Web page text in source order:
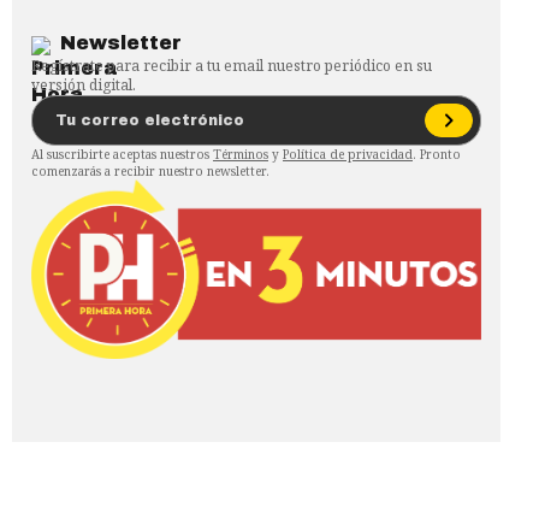
Newsletter
Regístrate para recibir a tu email nuestro periódico en su
versión digital.
Al suscribirte aceptas nuestros Términos y Política de privacidad. Pronto
comenzarás a recibir nuestro newsletter.